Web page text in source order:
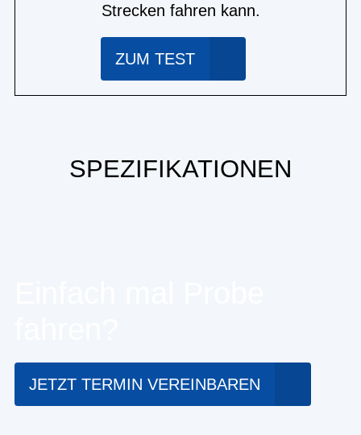
Strecken fahren kann.
ZUM TEST
SPEZIFIKATIONEN
JETZT TERMIN VEREINBAREN